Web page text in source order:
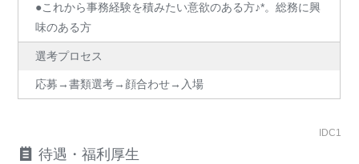
●これから事務経験を積みたい意欲のある方♪*。総務に興
味のある方
選考プロセス
応募→書類選考→顔合わせ→入場
IDC1
待遇・福利厚生